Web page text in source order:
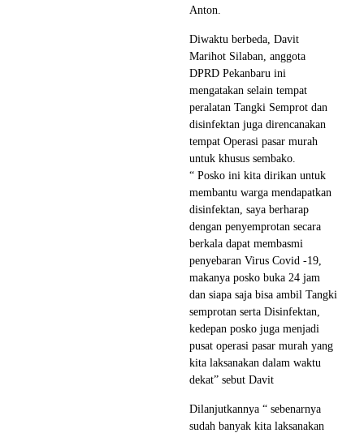
Anton.
Diwaktu berbeda, Davit
Marihot Silaban, anggota
DPRD Pekanbaru ini
mengatakan selain tempat
peralatan Tangki Semprot dan
disinfektan juga direncanakan
tempat Operasi pasar murah
untuk khusus sembako.
“ Posko ini kita dirikan untuk
membantu warga mendapatkan
disinfektan, saya berharap
dengan penyemprotan secara
berkala dapat membasmi
penyebaran Virus Covid -19,
makanya posko buka 24 jam
dan siapa saja bisa ambil Tangki
semprotan serta Disinfektan,
kedepan posko juga menjadi
pusat operasi pasar murah yang
kita laksanakan dalam waktu
dekat” sebut Davit
Dilanjutkannya “ sebenarnya
sudah banyak kita laksanakan